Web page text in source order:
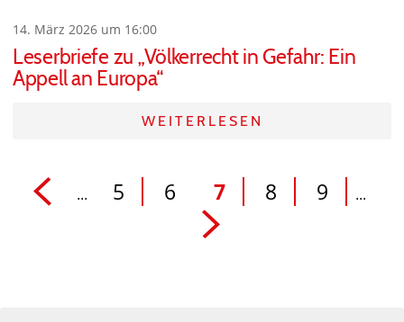
14. März 2026 um 16:00
Leserbriefe zu „Völkerrecht in Gefahr: Ein
Appell an Europa“
WEITERLESEN
... 5 6 7 8 9 ...